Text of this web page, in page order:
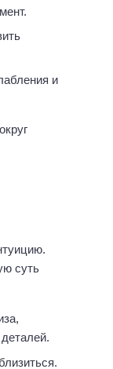
и
суть